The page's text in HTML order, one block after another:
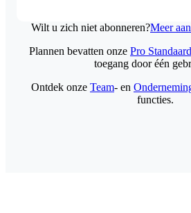
Wilt u zich niet abonneren?Meer
Plannen bevatten onze Pro
toegang door één
Ontdek onze Team- en
functies.